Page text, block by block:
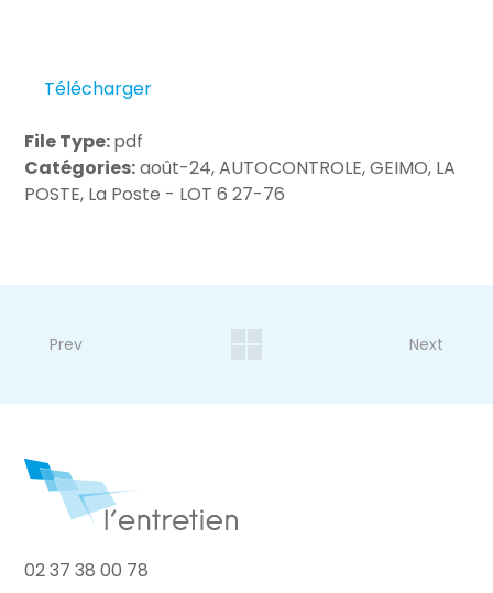
Télécharger
File Type:pdf
Catégories:août-24, AUTOCONTROLE, GEIMO, LA
POSTE, La Poste - LOT 6 27-76
Prev Next
02 37 38 00 78